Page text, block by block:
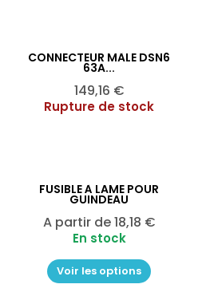
Ajouter au panier
CONNECTEUR MÂLE DSN6
63A...
Prix
149,16 €
Rupture de stock
FUSIBLE À LAME POUR
GUINDEAU
A partir dePrix
18,18 €
En stock
Voir les options